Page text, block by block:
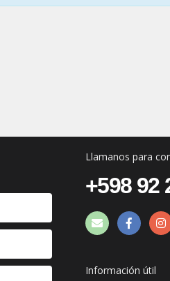
Llamanos para
+598 92
Información útil